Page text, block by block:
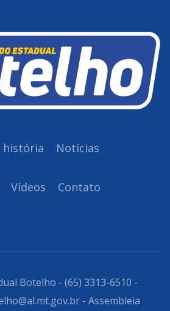
história Notícias
Vídeos Contato
Botelho - (65) 3313-6510 -
- Assembleia